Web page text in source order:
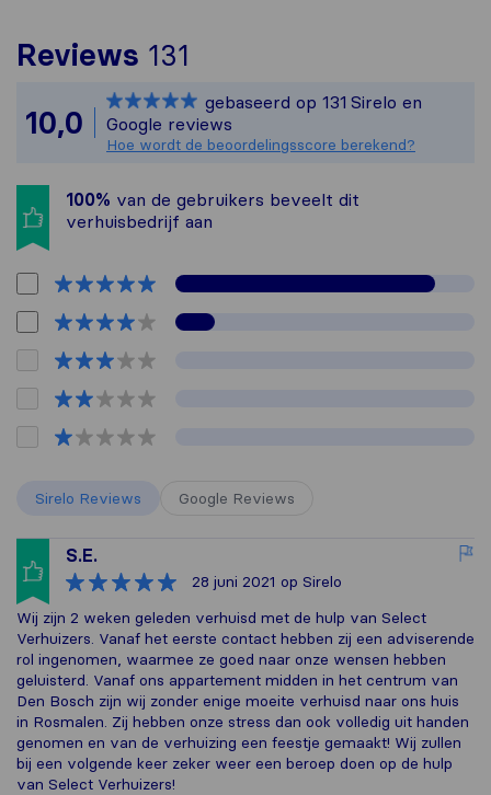
Reviews 131
Sirelo is niet
Alle reviews van
10,0
gebaseerd op 131 Sirelo en
Google reviews
Hoe wordt de beoordelingsscore berekend?
100% van de gebruikers beveelt dit
verhuisbedrijf aan
Sirelo Reviews Google Reviews
S.E.
28 juni 2021 op Sirelo
Wij zijn 2 weken geleden verhuisd met de hulp van Select
Verhuizers. Vanaf het eerste contact hebben zij een adviserende
rol ingenomen, waarmee ze goed naar onze wensen hebben
geluisterd. Vanaf ons appartement midden in het centrum van
Den Bosch zijn wij zonder enige moeite verhuisd naar ons huis
in Rosmalen. Zij hebben onze stress dan ook volledig uit handen
genomen en van de verhuizing een feestje gemaakt! Wij zullen
bij een volgende keer zeker weer een beroep doen op de hulp
van Select Verhuizers!